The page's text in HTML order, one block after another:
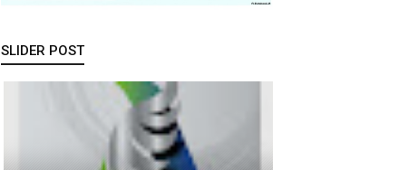
SLIDER POST
Bupati
Asahan